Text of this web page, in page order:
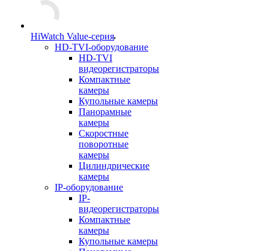
HiWatch Value-серия
HD-TVI-оборудование
HD-TVI
видеорегистраторы
Компактные
камеры
Купольные камеры
Панорамные
камеры
Скоростные
поворотные
камеры
Цилиндрические
камеры
IP-оборудование
IP-
видеорегистраторы
Компактные
камеры
Купольные камеры